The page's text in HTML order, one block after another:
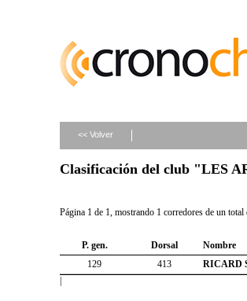
<< Volver
Clasificación del club "LES
Página 1 de 1, mostrando 1 corredores de un total
P. gen. Dorsal
Nombre
129
413
RICARD
|